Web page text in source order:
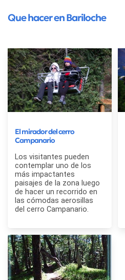
Que hacer en Bariloche
El mirador del cerro
Campanario
Los visitantes pueden
contemplar uno de los
más impactantes
paisajes de la zona luego
de hacer un recorrido en
las cómodas aerosillas
del cerro Campanario.